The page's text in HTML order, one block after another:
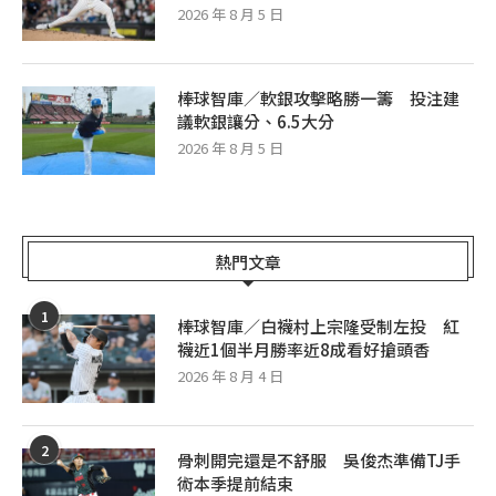
2026 年 8 月 5 日
棒球智庫／軟銀攻擊略勝一籌 投注建
議軟銀讓分、6.5大分
2026 年 8 月 5 日
熱門文章
1
棒球智庫／白襪村上宗隆受制左投 紅
襪近1個半月勝率近8成看好搶頭香
2026 年 8 月 4 日
2
骨刺開完還是不舒服 吳俊杰準備TJ手
術本季提前結束